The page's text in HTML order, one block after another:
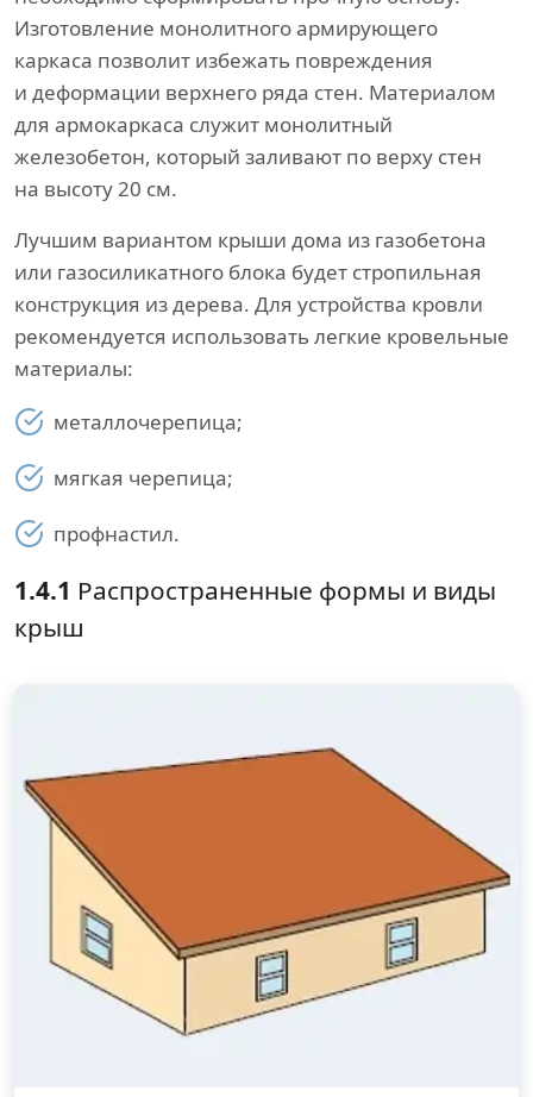
Изготовление монолитного армирующего
каркаса позволит избежать повреждения
и деформации верхнего ряда стен. Материалом
для армокаркаса служит монолитный
железобетон, который заливают по верху стен
на высоту 20 см.
Лучшим вариантом крыши дома из газобетона
или газосиликатного блока будет стропильная
конструкция из дерева. Для устройства кровли
рекомендуется использовать легкие кровельные
материалы:
металлочерепица;
мягкая черепица;
профнастил.
1.4.1 Распространенные формы и виды
крыш